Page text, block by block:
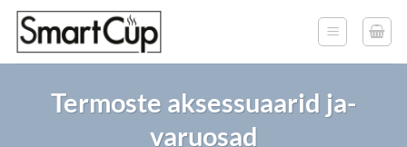
Skip
content
Termoste aksessuaarid ja-
varuosad